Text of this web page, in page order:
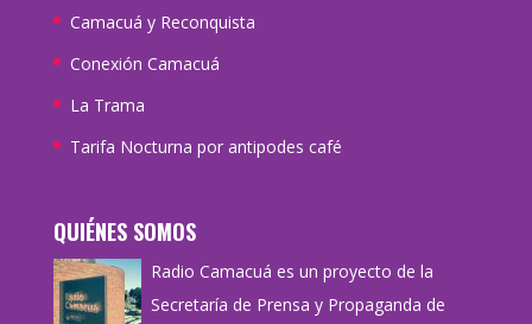
Camacuá y Reconquista
Conexión Camacuá
La Trama
Tarifa Nocturna por antipodes café
QUIÉNES SOMOS
Radio Camacuá es un proyecto de la
Secretaría de Prensa y Propaganda de